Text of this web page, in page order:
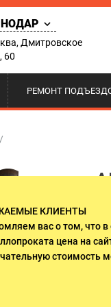
Дмитровское
60
ДВЕРИ
СТЕКЛОМ И КОВКОЙ
ДАЧИ
КОНДИЦИОНЕР
НАД КРЫЛЬЦОМ
РЕМОНТ
ДВЕРИ
И УСТАНОВКА
ГАРАНТИИ
/
КЛИЕНТЫ
вас о том, что в
цена на
стоимость